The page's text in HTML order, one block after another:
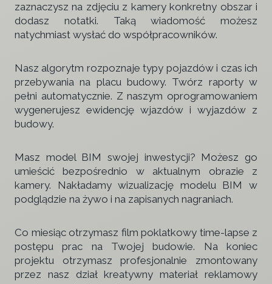
zaznaczysz na zdjęciu z kamery konkretny obszar i
dodasz notatki. Taką wiadomość możesz
natychmiast wysłać do współpracowników.
Nasz algorytm rozpoznaje typy pojazdów i czas ich
przebywania na placu budowy. Twórz raporty w
pełni automatycznie. Z naszym oprogramowaniem
wygenerujesz ewidencję wjazdów i wyjazdów z
budowy.
Masz model BIM swojej inwestycji? Możesz go
umieścić bezpośrednio w aktualnym obrazie z
kamery. Nakładamy wizualizację modelu BIM w
podglądzie na żywo i na zapisanych nagraniach.
Co miesiąc otrzymasz film poklatkowy time-lapse z
postępu prac na Twojej budowie. Na koniec
projektu otrzymasz profesjonalnie zmontowany
przez nasz dział kreatywny materiał reklamowy